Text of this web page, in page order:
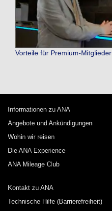
Vorteile für Premium-Mitglieder
Informationen zu ANA
Angebote und Ankündigungen
Wohin wir reisen
Die ANA Experience
ANA Mileage Club
Kontakt zu ANA
Technische Hilfe (Barrierefreiheit)